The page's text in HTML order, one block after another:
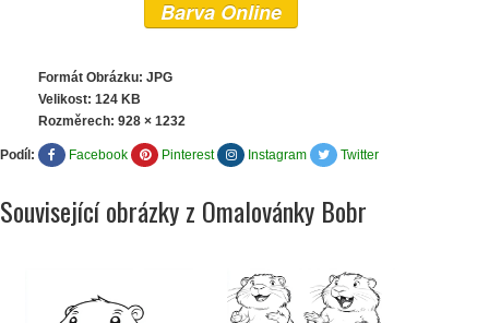
Barva Online
Formát Obrázku: JPG
Velikost: 124 KB
Rozměrech: 928 × 1232
Podíl: Facebook Pinterest Instagram Twitter
Související obrázky z Omalovánky Bobr